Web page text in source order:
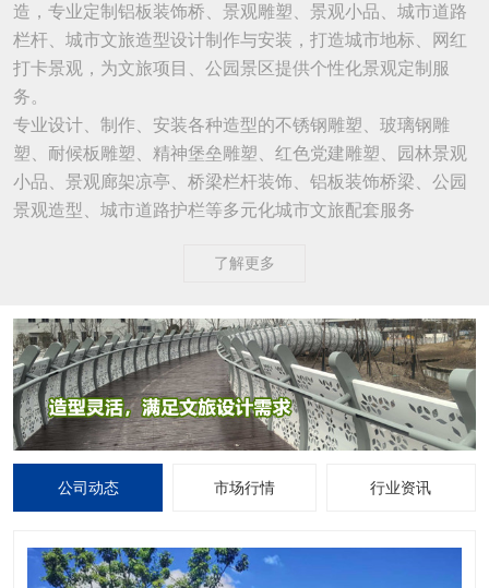
造，专业定制铝板装饰桥、景观雕塑、景观小品、城市道路
栏杆、城市文旅造型设计制作与安装，打造城市地标、网红
打卡景观，为文旅项目、公园景区提供个性化景观定制服
务。
专业设计、制作、安装各种造型的不锈钢雕塑、玻璃钢雕
塑、耐候板雕塑、精神堡垒雕塑、红色党建雕塑、园林景观
小品、景观廊架凉亭、桥梁栏杆装饰、铝板装饰桥梁、公园
景观造型、城市道路护栏等多元化城市文旅配套服务
了解更多
公司动态 市场行情 行业资讯